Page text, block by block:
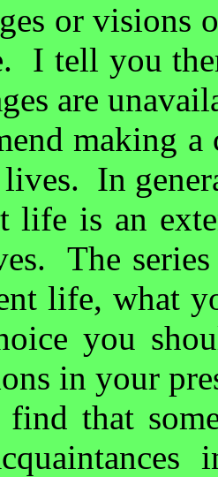
or visions
I tell you
are
making
In
life is an
The
life, what
you
in your
find that